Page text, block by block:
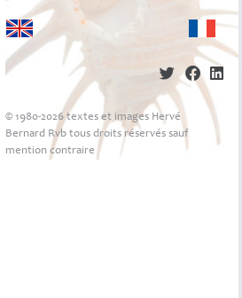
© 1980-2026 textes et images Hervé
Bernard Rvb tous droits réservés sauf
mention contraire